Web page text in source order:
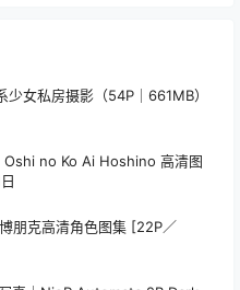
女私房摄影（54P｜661MB）
no Ko Ai Hoshino 高清图
朋克高清角色图集 [22P／